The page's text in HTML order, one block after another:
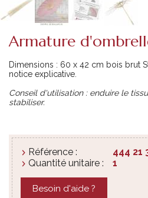
Armature
Dimensions : 60 x 42 cm bois brut
notice explicative.
Conseil d'utilisation : enduire le
stabiliser.
Référence :
444 21
Quantité unitaire :
1
Besoin d'aide ?